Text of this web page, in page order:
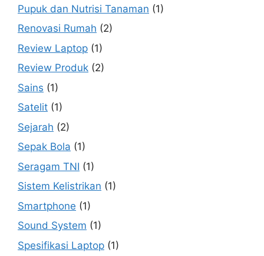
Pupuk dan Nutrisi Tanaman (1)
Renovasi Rumah (2)
Review Laptop (1)
Review Produk (2)
Sains (1)
Satelit (1)
Sejarah (2)
Sepak Bola (1)
Seragam TNI (1)
Sistem Kelistrikan (1)
Smartphone (1)
Sound System (1)
Spesifikasi Laptop (1)